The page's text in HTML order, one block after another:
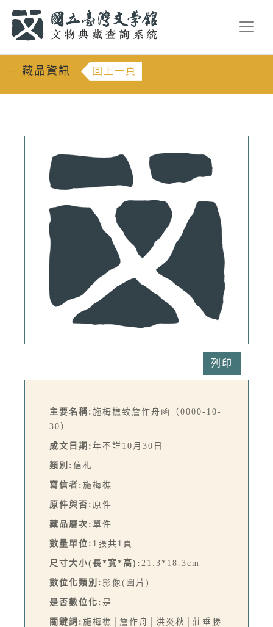
::: 藏品資訊 回上一頁
列印
主要名稱: 施梅樵致詹作舟函（0000-10-
30）
成文日期: 年不詳10月30日
類別: 信札
寫信者: 施梅樵
原件與否: 原件
藏品層次: 單件
數量單位: 1張共1頁
尺寸大小(長*寬*高): 21.3*18.3cm
數位化類別: 影像(圖片)
是否數位化: 是
關鍵詞: 施梅樵│詹作舟│洪炎秋│莊垂勝